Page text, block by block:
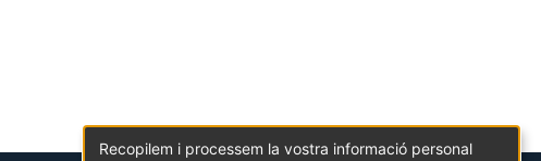
Recopilem i processem la vostra informació personal